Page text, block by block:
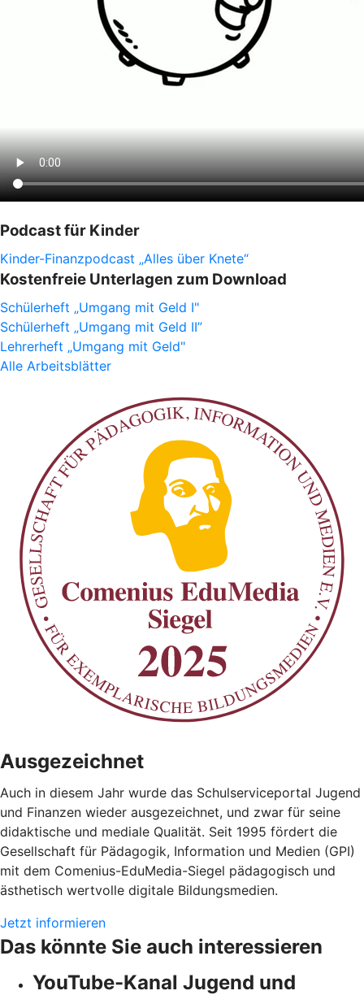
Podcast für Kinder
Kinder-Finanzpodcast „Alles über Knete“
Kostenfreie Unterlagen zum Download
Schülerheft „Umgang mit Geld I"
Schülerheft „Umgang mit Geld II”
Lehrerheft „Umgang mit Geld"
Alle Arbeitsblätter
Ausgezeichnet
Auch in diesem Jahr wurde das Schulserviceportal Jugend
und Finanzen wieder ausgezeichnet, und zwar für seine
didaktische und mediale Qualität. Seit 1995 fördert die
Gesellschaft für Pädagogik, Information und Medien (GPI)
mit dem Comenius-EduMedia-Siegel pädagogisch und
ästhetisch wertvolle digitale Bildungsmedien.
Jetzt informieren
Das könnte Sie auch interessieren
YouTube-Kanal Jugend und